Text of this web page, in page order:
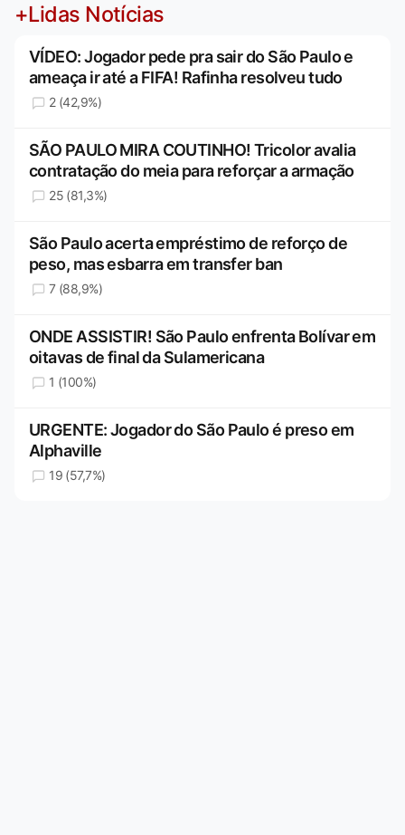
+Lidas Notícias
VÍDEO: Jogador pede pra sair do São Paulo e
ameaça ir até a FIFA! Rafinha resolveu tudo
2 (42,9%)
SÃO PAULO MIRA COUTINHO! Tricolor avalia
contratação do meia para reforçar a armação
25 (81,3%)
São Paulo acerta empréstimo de reforço de
peso, mas esbarra em transfer ban
7 (88,9%)
ONDE ASSISTIR! São Paulo enfrenta Bolívar em
oitavas de final da Sulamericana
1 (100%)
URGENTE: Jogador do São Paulo é preso em
Alphaville
19 (57,7%)